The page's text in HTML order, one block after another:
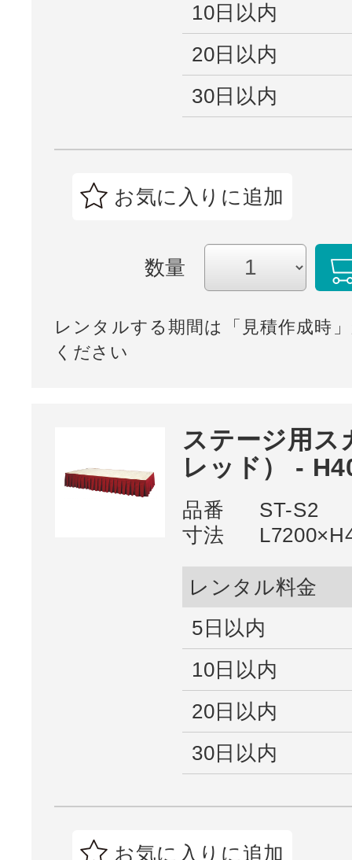
10日以内
20日以内
30日以内
お気に入りに追加
数量
レンタルする期間は「見積作成時
ください
ステージ用ス
レッド） -
品番
ST-S2
寸法
レンタル料金
5日以内
10日以内
20日以内
30日以内
お気に入りに追加